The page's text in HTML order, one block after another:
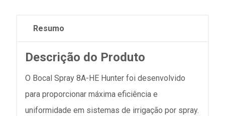
Resumo
Descrição do Produto
O Bocal Spray 8A-HE Hunter foi desenvolvido
para proporcionar máxima eficiência e
uniformidade em sistemas de irrigação por spray.